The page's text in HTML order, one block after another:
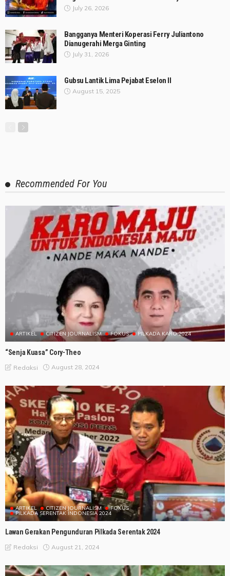
July 26, 2026
Bangganya Menteri Koperasi Ferry Juliantono
Dianugerahi Merga Ginting
July 31, 2026
Gubsu Lantik Lima Pejabat Eselon II
August 15, 2025
Recommended For You
ARTIKEL CITIZEN JOURNALISM FOKUS PILKADA KARO 2024
“Senja Kuasa” Cory-Theo
Redaksi August 28, 2024
ARTIKEL CITIZEN JOURNALISM FOKUS
PILKADA SERENTAK INDONESIA 2024
Lawan Gerakan Pengunduran Pilkada Serentak 2024
Redaksi August 21, 2024